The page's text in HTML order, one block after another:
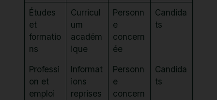
Études
et
formatio
ns
Curricul
um
académ
ique
Personn
e
concern
ée
Candida
ts
Professi
on et
emploi
Informat
ions
reprises
Personn
e
concern
Candida
ts